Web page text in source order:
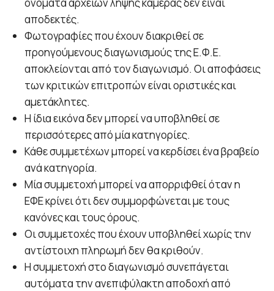
αποδεκτές.
Φωτογραφίες που έχουν διακριθεί σε
προηγούμενους διαγωνισμούς της Ε.Φ.Ε.
αποκλείονται από τον διαγωνισμό. Οι αποφάσεις
των κριτικών επιτροπών είναι οριστικές και
αμετάκλητες.
Η ίδια εικόνα δεν μπορεί να υποβληθεί σε
περισσότερες από μία κατηγορίες.
Κάθε συμμετέχων μπορεί να κερδίσει ένα βραβείο
ανά κατηγορία.
Μία συμμετοχή μπορεί να απορριφθεί όταν η
ΕΦΕ κρίνει ότι δεν συμμορφώνεται με τους
κανόνες και τους όρους.
Οι συμμετοχές που έχουν υποβληθεί χωρίς την
αντίστοιχη πληρωμή δεν θα κριθούν.
Η συμμετοχή στο διαγωνισμό συνεπάγεται
αυτόματα την ανεπιφύλακτη αποδοχή από